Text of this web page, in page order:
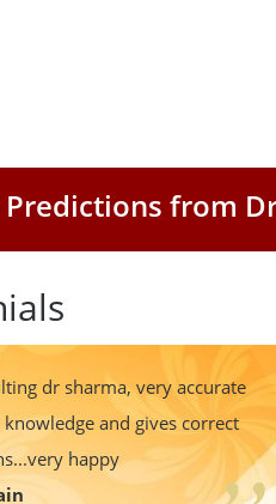
from
dr sharma, very accurate
and gives correct
happy